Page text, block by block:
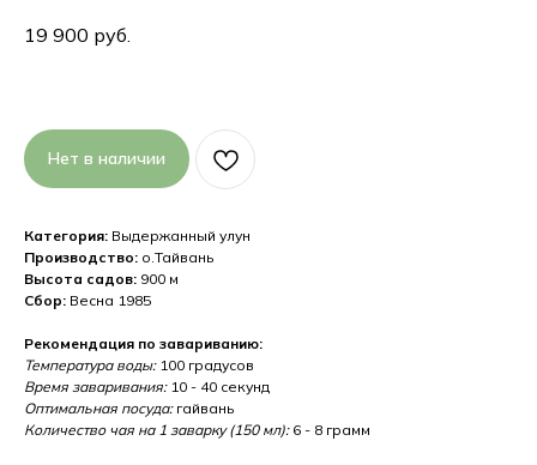
19 900 руб.
Нет в наличии
Категория: Выдержанный улун
Производство: о.Тайвань
Высота садов: 900 м
Сбор: Весна 1985
Рекомендация по завариванию:
Температура воды:100 градусов
Время заваривания:10 - 40 секунд
Оптимальная посуда:гайвань
Количество чая на 1 заварку (150 мл):6 - 8 грамм